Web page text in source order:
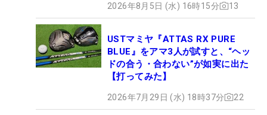
2026年8月5日 (水) 16時15分 13
USTマミヤ『ATTAS RX PURE
BLUE』をアマ3人が試すと、“ヘッ
ドの合う・合わない”が如実に出た
【打ってみた】
2026年7月29日 (水) 18時37分 22